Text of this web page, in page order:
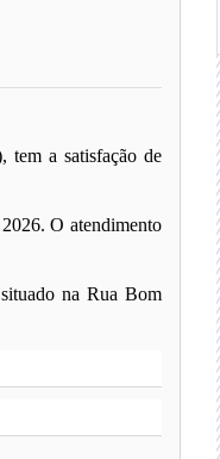
tem a satisfação de
. O atendimento
na Rua Bom